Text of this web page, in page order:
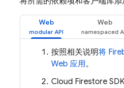
Web Web
按照相关说明将
Web 应用。
Cloud Firestore